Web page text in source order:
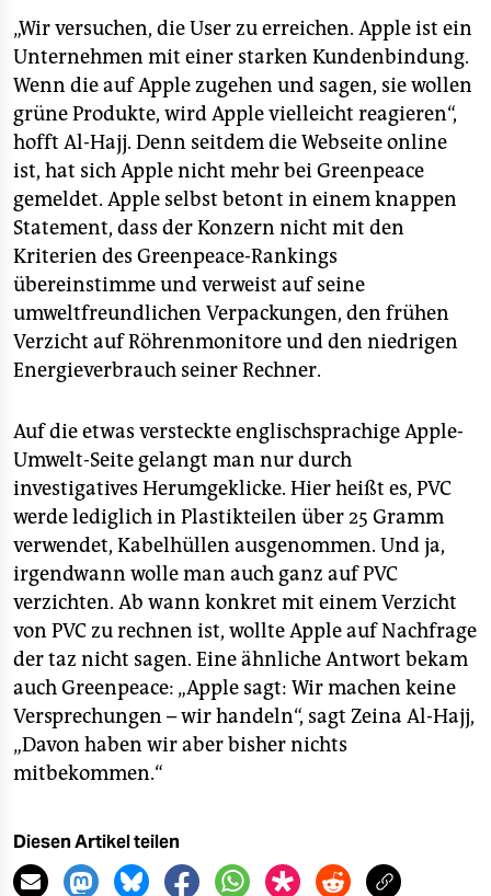
„Wir versuchen, die User zu erreichen. Apple ist ein
Unternehmen mit einer starken Kundenbindung.
Wenn die auf Apple zugehen und sagen, sie wollen
grüne Produkte, wird Apple vielleicht reagieren“,
hofft Al-Hajj. Denn seitdem die Webseite online
ist, hat sich Apple nicht mehr bei Greenpeace
gemeldet. Apple selbst betont in einem knappen
Statement, dass der Konzern nicht mit den
Kriterien des Greenpeace-Rankings
übereinstimme und verweist auf seine
umweltfreundlichen Verpackungen, den frühen
Verzicht auf Röhrenmonitore und den niedrigen
Energieverbrauch seiner Rechner.
Auf die etwas versteckte englischsprachige Apple-
Umwelt-Seite gelangt man nur durch
investigatives Herumgeklicke. Hier heißt es, PVC
werde lediglich in Plastikteilen über 25 Gramm
verwendet, Kabelhüllen ausgenommen. Und ja,
irgendwann wolle man auch ganz auf PVC
verzichten. Ab wann konkret mit einem Verzicht
von PVC zu rechnen ist, wollte Apple auf Nachfrage
der taz nicht sagen. Eine ähnliche Antwort bekam
auch Greenpeace: „Apple sagt: Wir machen keine
Versprechungen – wir handeln“, sagt Zeina Al-Hajj,
„Davon haben wir aber bisher nichts
mitbekommen.“
Diesen Artikel teilen